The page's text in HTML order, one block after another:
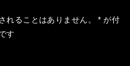
れることはありません。 * が付
す